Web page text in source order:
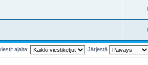
ajalta: Järjestä